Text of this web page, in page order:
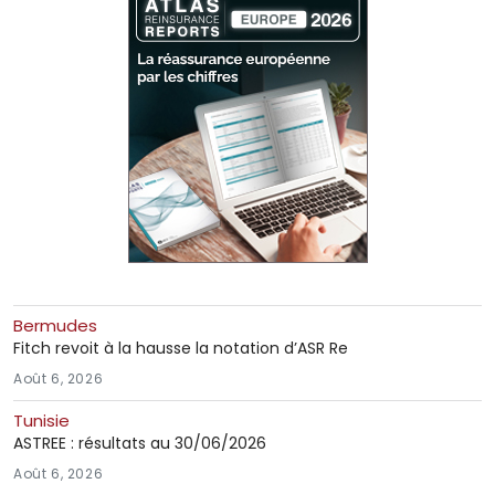
Bermudes
Fitch revoit à la hausse la notation d’ASR Re
Août 6, 2026
Tunisie
ASTREE : résultats au 30/06/2026
Août 6, 2026